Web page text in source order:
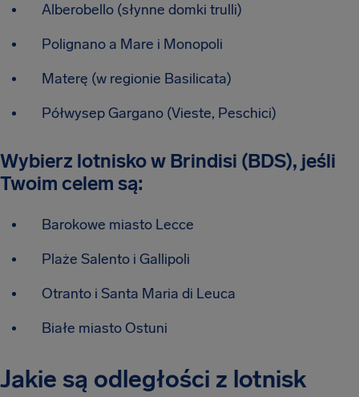
Alberobello (słynne domki trulli)
Polignano a Mare i Monopoli
Materę (w regionie Basilicata)
Półwysep Gargano (Vieste, Peschici)
Wybierz lotnisko w Brindisi (BDS), jeśli
Twoim celem są:
Barokowe miasto Lecce
Plaże Salento i Gallipoli
Otranto i Santa Maria di Leuca
Białe miasto Ostuni
Jakie są odległości z lotnisk